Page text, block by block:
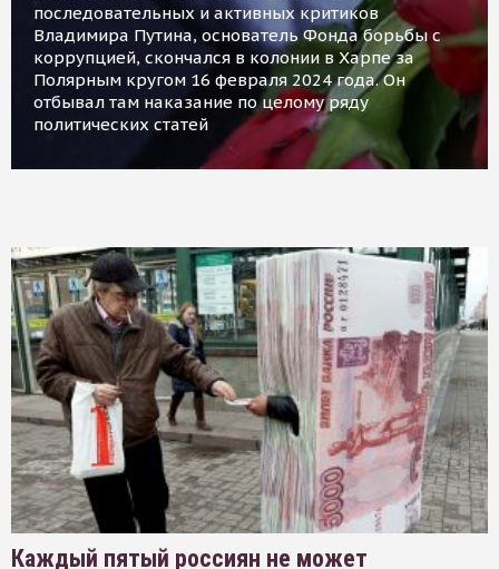
последовательных и активных критиков
Владимира Путина, основатель Фонда борьбы с
коррупцией, скончался в колонии в Харпе за
Полярным кругом 16 февраля 2024 года. Он
отбывал там наказание по целому ряду
политических статей
Каждый пятый россиян не может